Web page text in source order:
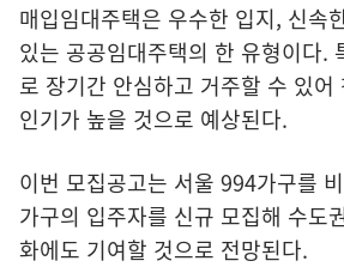
매입임대주택은 우수한 입지, 신속
있는 공공임대주택의 한 유형이다.
로 장기간 안심하고 거주할 수 있어
인기가 높을 것으로 예상된다.
이번 모집공고는 서울 994가구를
가구의 입주자를 신규 모집해 수도
화에도 기여할 것으로 전망된다.